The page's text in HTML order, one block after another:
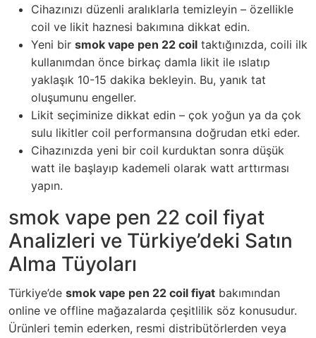
Cihazınızı düzenli aralıklarla temizleyin – özellikle
coil ve likit haznesi bakımına dikkat edin.
Yeni bir smok vape pen 22 coil taktığınızda, coili ilk
kullanımdan önce birkaç damla likit ile ıslatıp
yaklaşık 10-15 dakika bekleyin. Bu, yanık tat
oluşumunu engeller.
Likit seçiminize dikkat edin – çok yoğun ya da çok
sulu likitler coil performansına doğrudan etki eder.
Cihazınızda yeni bir coil kurduktan sonra düşük
watt ile başlayıp kademeli olarak watt arttırması
yapın.
smok vape pen 22 coil fiyat
Analizleri ve Türkiye’deki Satın
Alma Tüyoları
Türkiye’de smok vape pen 22 coil fiyat bakımından
online ve offline mağazalarda çeşitlilik söz konusudur.
Ürünleri temin ederken, resmi distribütörlerden veya